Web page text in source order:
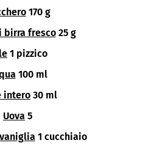
170 g
birra fresco 25 g
1 pizzico
100 ml
intero 30 ml
Uova 5
1 cucchiaio